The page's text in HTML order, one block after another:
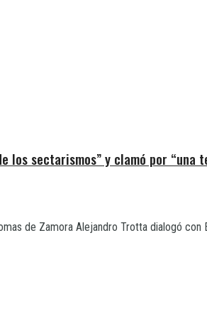
los sectarismos” y clamó por “una
de Zamora Alejandro Trotta dialogó